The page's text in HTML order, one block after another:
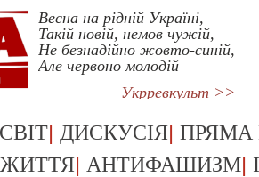
Весна на рідній Україні,
Такій новій, немов чужій,
Не безнадійно жовто-синій,
Але червоно молодій
Укрревкульт >>
СВІТ| ДИСКУСІЯ| ПРЯМА
ЖИТТЯ| АНТИФАШИЗМ|